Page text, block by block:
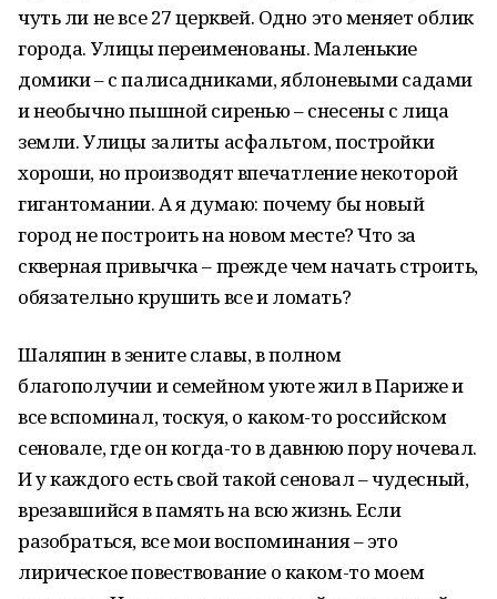
чуть ли не все 27 церквей. Одно это меняет облик
города. Улицы переименованы. Маленькие
домики – с палисадниками, яблоневыми садами
и необычно пышной сиренью – снесены с лица
земли. Улицы залиты асфальтом, постройки
хороши, но производят впечатление некоторой
гигантомании. А я думаю: почему бы новый
город не построить на новом месте? Что за
скверная привычка – прежде чем начать строить,
обязательно крушить все и ломать?
Шаляпин в зените славы, в полном
благополучии и семейном уюте жил в Париже и
все вспоминал, тоскуя, о каком-то российском
сеновале, где он когда-то в давнюю пору ночевал.
И у каждого есть свой такой сеновал – чудесный,
врезавшийся в память на всю жизнь. Если
разобраться, все мои воспоминания – это
лирическое повествование о каком-то моем